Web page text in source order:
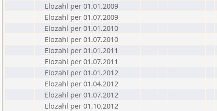
Elozahl per 01.01.2009
Elozahl per 01.07.2009
Elozahl per 01.01.2010
Elozahl per 01.07.2010
Elozahl per 01.01.2011
Elozahl per 01.07.2011
Elozahl per 01.01.2012
Elozahl per 01.04.2012
Elozahl per 01.07.2012
Elozahl per 01.10.2012